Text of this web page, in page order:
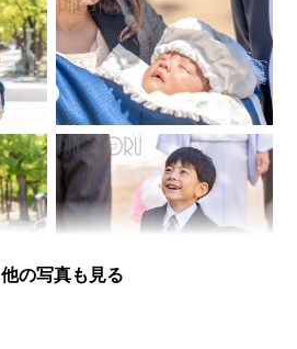
他の写真も見る